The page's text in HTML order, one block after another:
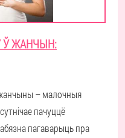
Ў ЖАНЧЫН:
– малочныя
пачуццё
пагаварыць пра